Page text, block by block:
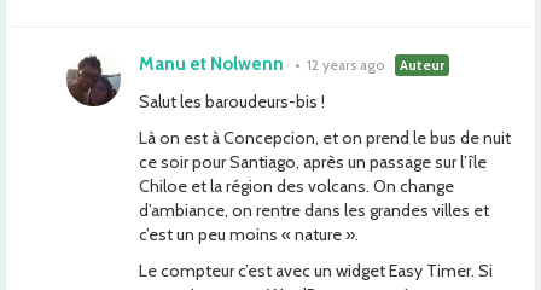
Manu et Nolwenn • 12 years ago Auteur
Salut les baroudeurs-bis !
Là on est à Concepcion, et on prend le bus de nuit
ce soir pour Santiago, après un passage sur l’île
Chiloe et la région des volcans. On change
d’ambiance, on rentre dans les grandes villes et
c’est un peu moins « nature ».
Le compteur c’est avec un widget Easy Timer. Si